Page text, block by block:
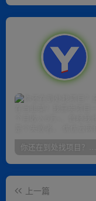
你还在到处找项目？还在当韭菜？我靠卖项目一个月收入5万+，曾经我也是个失败者。
上一篇